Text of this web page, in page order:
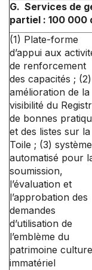
G. Services de
partiel : 100 000
(1) Plate-forme
d’appui aux
de renforcement
des capacités ; (2)
amélioration de la
visibilité du
de bonnes
et des listes sur la
Toile ; (3) système
automatisé pour
soumission,
l’évaluation et
l’approbation des
demandes
d’utilisation de
l’emblème du
patrimoine
immatériel